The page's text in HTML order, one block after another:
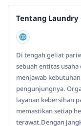
Tentang Laundry
Di tengah geliat
sebuah entitas
menjawab
pengunjungnya.
layanan kebersihan
memastikan setiap
terawat.Dengan